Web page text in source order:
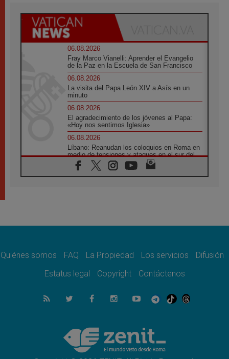
06.08.2026
Fray Marco Vianelli: Aprender el Evangelio
de la Paz en la Escuela de San Francisco
06.08.2026
La visita del Papa León XIV a Asís en un
minuto
06.08.2026
El agradecimiento de los jóvenes al Papa:
«Hoy nos sentimos Iglesia»
06.08.2026
Líbano: Reanudan los coloquios en Roma en
medio de tensiones y ataques en el sur del
país
06.08.2026
noticia para todo el Uruguay
León XIV: La revolución del Evangelio
06.08.2026
La Iglesia en Ceuta: caridad y esperanza
La visita del Papa a Perú será un tiempo de
gracia reconciliación y esperanza
Quiénes somos FAQ La Propiedad Los servicios
Difusión
Estatus legal
Copyright Contáctenos